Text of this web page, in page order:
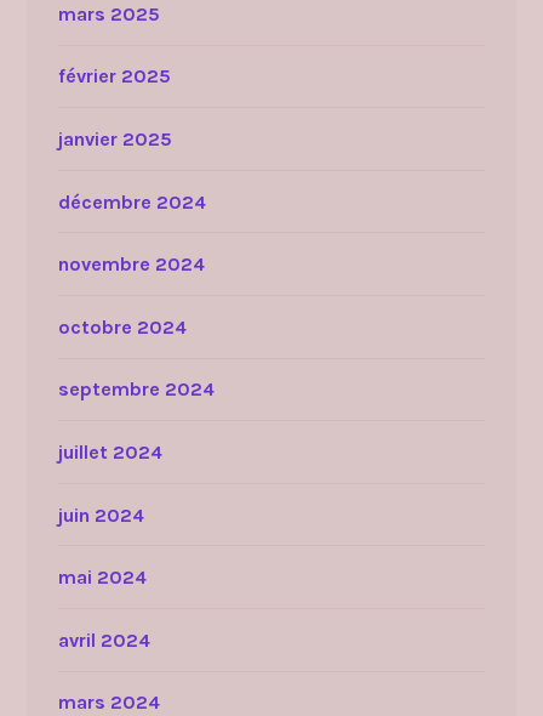
mars 2025
février 2025
janvier 2025
décembre 2024
novembre 2024
octobre 2024
septembre 2024
juillet 2024
juin 2024
mai 2024
avril 2024
mars 2024